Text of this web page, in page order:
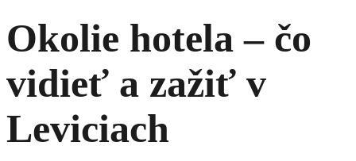
Okolie hotela – čo
vidieť a zažiť v
Leviciach